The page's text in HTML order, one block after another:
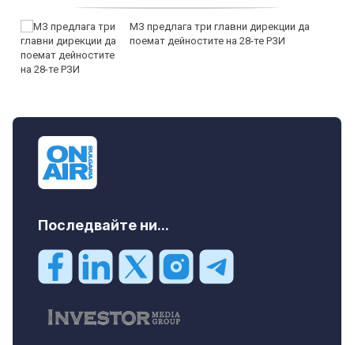
МЗ предлага три главни дирекции да
поемат дейностите на 28-те РЗИ
Последвайте ни...